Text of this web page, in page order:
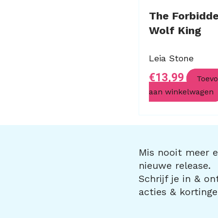
The
Wolf King
Leia Stone
€13,99
aan winkelwagen
Mis nooit meer
nieuwe release.
Schrijf je in &
acties &